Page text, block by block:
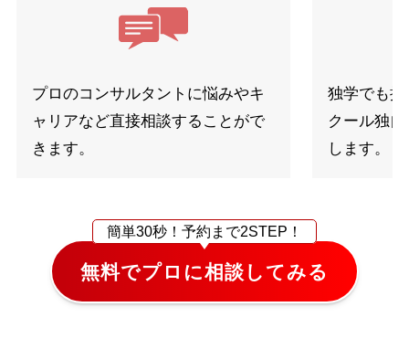
プロのコンサルタントに悩みやキ
ャリアなど直接相談することがで
きます。
独学でも
クール独
します。
簡単30秒！ 予約まで2STEP！
無料でプロに相談してみる